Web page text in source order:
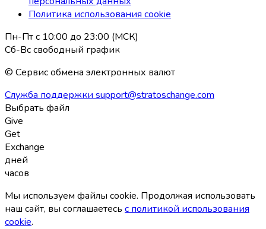
Политика использования coоkie
Пн-Пт с 10:00 до 23:00 (МСК)
Сб-Вс свободный график
© Сервис обмена электронных валют
Служба поддержки support@stratoschange.com
Выбрать файл
Give
Get
Exchange
дней
часов
Мы используем файлы coоkie. Продолжая использовать
наш сайт, вы соглашаетесь с политикой использования
coоkie.